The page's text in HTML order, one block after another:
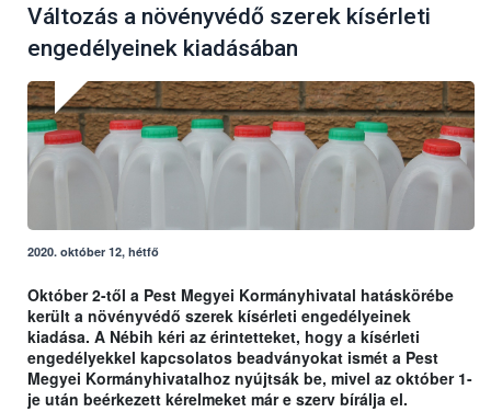
Változás a növényvédő szerek kísérleti
engedélyeinek kiadásában
2020. október 12, hétfő
Október 2-től a Pest Megyei Kormányhivatal hatáskörébe
került a növényvédő szerek kísérleti engedélyeinek
kiadása. A Nébih kéri az érintetteket, hogy a kísérleti
engedélyekkel kapcsolatos beadványokat ismét a Pest
Megyei Kormányhivatalhoz nyújtsák be, mivel az október 1-
je után beérkezett kérelmeket már e szerv bírálja el.